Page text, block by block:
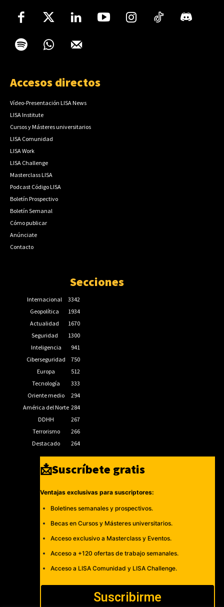
Accesos directos
Vídeo-Presentación LISA News
LISA Institute
Cursos y Másteres universitarios
LISA Comunidad
LISA Work
LISA Challenge
Masterclass LISA
Podcast Código LISA
Boletín Prospectivo
Boletín Semanal
Cómo publicar
Anúnciate
Contacto
Secciones
Internacional
3342
Geopolítica
1934
Actualidad
1670
Seguridad
1300
Inteligencia
941
Ciberseguridad
750
Europa
512
Tecnología
333
Oriente medio
294
América del Norte 284
DDHH
267
Terrorismo
266
Destacado
264
📩Suscríbete gratis
Ventajas exclusivas para suscriptores:
Boletines semanales y prospectivos.
Becas en Cursos y Másteres universitarios.
Acceso exclusivo a Masterclass y Eventos.
Acceso a +120 ofertas de trabajo semanales.
Acceso a LISA Comunidad y LISA Challenge.
Suscribirme